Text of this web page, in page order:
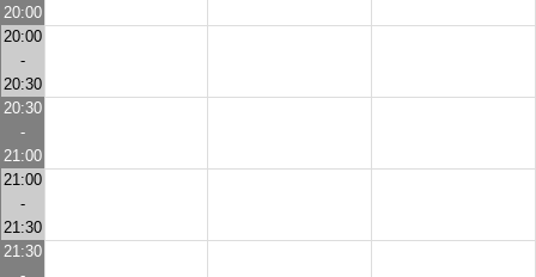
20:00
20:00
-
20:30
20:30
-
21:00
21:00
-
21:30
21:30